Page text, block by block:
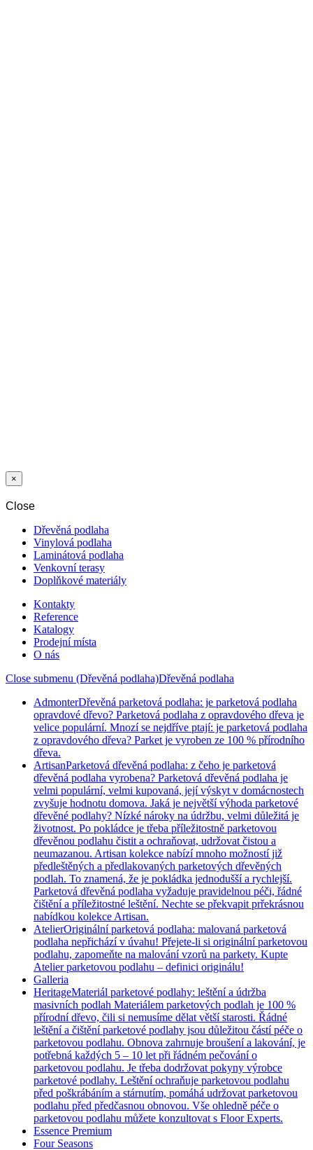
×
Close
Dřevěná podlaha
Vinylová podlaha
Laminátová podlaha
Venkovní terasy
Doplňkové materiály
Kontakty
Reference
Katalogy
Prodejní místa
O nás
Close submenu (Dřevěná podlaha)Dřevěná podlaha
AdmonterDřevěná parketová podlaha: je parketová podlaha
opravdové dřevo? Parketová podlaha z opravdového dřeva je
velice populární. Mnozí se nejdříve ptají: je parketová podlaha
z opravdového dřeva? Parket je vyroben ze 100 % přírodního
dřeva.
ArtisanParketová dřevěná podlaha: z čeho je parketová
dřevěná podlaha vyrobena? Parketová dřevěná podlaha je
velmi populární, velmi kupovaná, její výskyt v domácnostech
zvyšuje hodnotu domova. Jaká je největší výhoda parketové
dřevěné podlahy? Nízké nároky na údržbu, velmi důležitá je
životnost. Po pokládce je třeba příležitostně parketovou
dřevěnou podlahu čistit a ochraňovat, udržovat čistou a
neumazanou. Artisan kolekce nabízí mnoho možností již
předleštěných a předlakovaných parketových dřevěných
podlah. To znamená, že je pokládka jednodušší a rychlejší.
Parketová dřevěná podlaha vyžaduje pravidelnou péči, řádné
čištění a příležitostné leštění. Nechte se překvapit prřekrásnou
nabídkou kolekce Artisan.
AtelierOriginální parketová podlaha: malovaná parketová
podlaha nepřichází v úvahu! Přejete-li si originální parketovou
podlahu, zapomeňte na malování vzorů na parkety. Kupte
Atelier parketovou podlahu – definici originálu!
Galleria
HeritageMateriál parketové podlahy: leštění a údržba
masivních podlah Materiálem parketových podlah je 100 %
přírodní dřevo, čili si nemusíme dělat větší starosti. Řádné
leštění a čištění parketové podlahy jsou důležitou částí péče o
parketovou podlahu. Obnova zahrnuje broušení a lakování, je
potřebná každých 5 – 10 let při řádném pečování o
parketovou podlahu. Je třeba dodržovat pokyny výrobce
parketové podlahy. Leštění ochraňuje parketovou podlahu
před poškrábáním a stárnutím, pomáhá udržovat parketovou
podlahu před předčasnou obnovou. Vše ohledně péče o
parketovou podlahu můžete konzultovat s Floor Experts.
Essence Premium
Four Seasons